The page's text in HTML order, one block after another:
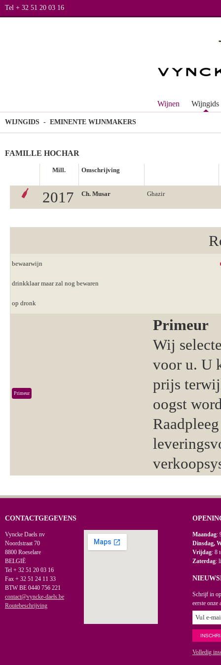
Tel + 32 51 20 03 16
Wijnen Wijngids
WIJNGIDS - EMINENTE WIJNMAKERS
FAMILLE HOCHAR
Mill. Omschrijving
2017 Ch. Musar Ghazir
bewaarwijn
drinkklaar maar zal nog bewaren
op dronk
Primeur
Primeur
Wij
voor u. U
prijs
oogst
CONTACTGEGEVENS
Vyncke Daels nv
Noordstraat 70
8800 Roeselare
BELGIË
Tel + 32 51 20 03 16
Fax + 32 51 24 11 33
BTW BE 0440 756 221
contact@vyncke-daels.be
Routebeschrijving
Maandag:
Dinsdag,
Vrijdag: 8
Zaterdag:
Schrijf in
eerste onze
Volledig